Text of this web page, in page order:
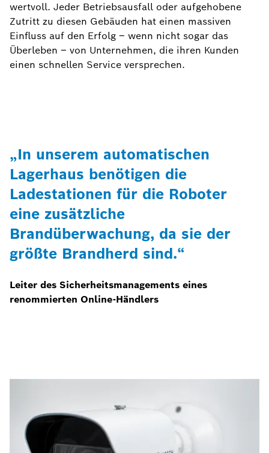
wertvoll. Jeder Betriebsausfall oder aufgehobene
Zutritt zu diesen Gebäuden hat einen massiven
Einfluss auf den Erfolg – wenn nicht sogar das
Überleben – von Unternehmen, die ihren Kunden
einen schnellen Service versprechen.
„In unserem automatischen
Lagerhaus benötigen die
Ladestationen für die Roboter
eine zusätzliche
Brandüberwachung, da sie der
größte Brandherd sind.“
Leiter des Sicherheitsmanagements eines
renommierten Online-Händlers